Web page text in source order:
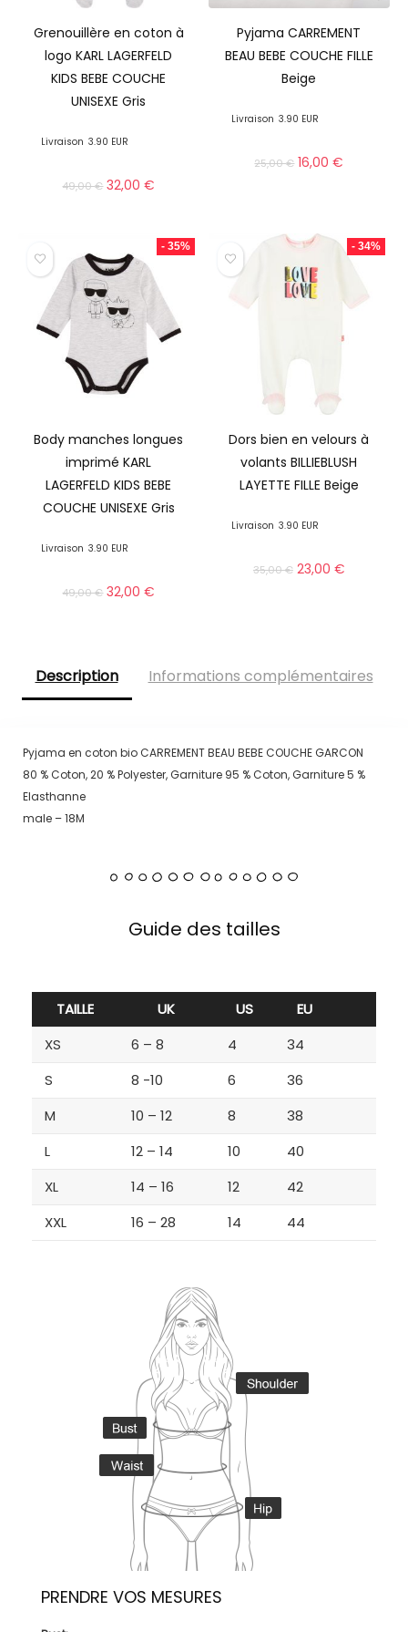
Grenouillère en coton à
logo KARL LAGERFELD
KIDS BEBE COUCHE
UNISEXE Gris
Livraison 3.90 EUR
49,00€ 32,00€
Pyjama CARREMENT
BEAU BEBE COUCHE FILLE
Beige
Livraison 3.90 EUR
25,00€ 16,00€
- 35%
Body manches longues
imprimé KARL
LAGERFELD KIDS BEBE
COUCHE UNISEXE Gris
Livraison 3.90 EUR
49,00€ 32,00€
- 34%
Dors bien en velours à
volants BILLIEBLUSH
LAYETTE FILLE Beige
Livraison 3.90 EUR
35,00€ 23,00 €
Description Informations complémentaires
Pyjama en coton bio CARREMENT BEAU BEBE COUCHE GARCON
80 % Coton, 20 % Polyester, Garniture 95 % Coton, Garniture 5 %
Elasthanne
male – 18M
Guide des tailles
TAILLE UK US
EU
XS
6 – 8 4
34
S
8 -10 6
36
M
10 – 12 8
38
L
12 – 14 10
40
XL
14 – 16 12
42
XXL
16 – 28 14 44
PRENDRE VOS MESURES